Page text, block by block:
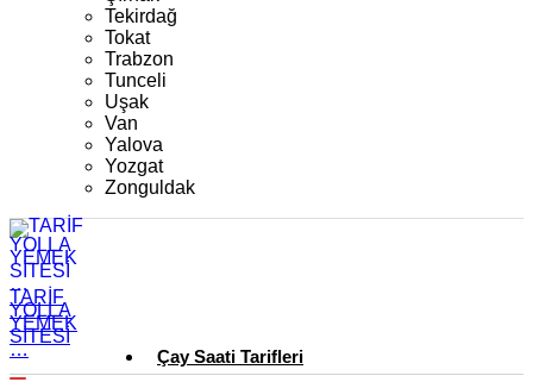
Tekirdağ
Tokat
Trabzon
Tunceli
Uşak
Van
Yalova
Yozgat
Zonguldak
TARİF
YOLLA
YEMEK
SİTESİ
… Çay Saati Tarifleri